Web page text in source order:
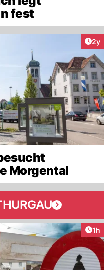
fest
2y
Morgental
1h